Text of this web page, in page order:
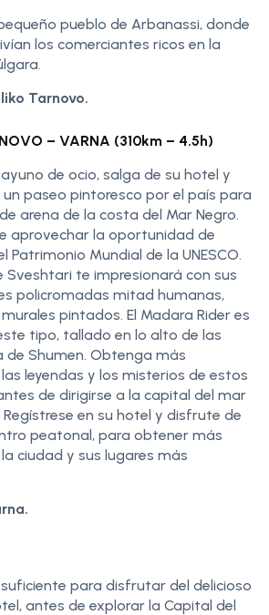
pueblo de Arbanassi, donde
los comerciantes ricos en la
Tarnovo.
– VARNA (310km – 4.5h)
de ocio, salga de su hotel y
paseo pintoresco por el país para
arena de la costa del Mar Negro.
aprovechar la oportunidad de
Patrimonio Mundial de la UNESCO.
te impresionará con sus
policromadas mitad humanas,
pintados. El Madara Rider es
tipo, tallado en lo alto de las
de Shumen. Obtenga más
leyendas y los misterios de estos
de dirigirse a la capital del mar
Regístrese en su hotel y disfrute de
peatonal, para obtener más
ciudad y sus lugares más
para disfrutar del delicioso
antes de explorar la Capital del